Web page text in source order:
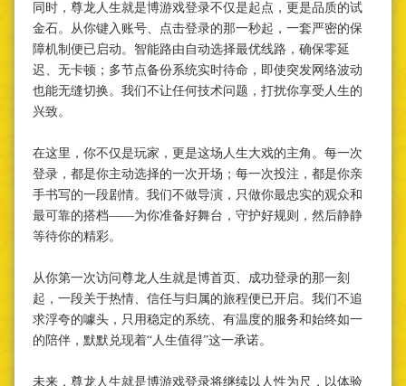
同时，尊龙人生就是博游戏登录不仅是起点，更是品质的试
金石。从你键入账号、点击登录的那一秒起，一套严密的保
障机制便已启动。智能路由自动选择最优线路，确保零延
迟、无卡顿；多节点备份系统实时待命，即使突发网络波动
也能无缝切换。我们不让任何技术问题，打扰你享受人生的
兴致。
在这里，你不仅是玩家，更是这场人生大戏的主角。每一次
登录，都是你主动选择的一次开场；每一次投注，都是你亲
手书写的一段剧情。我们不做导演，只做你最忠实的观众和
最可靠的搭档——为你准备好舞台，守护好规则，然后静静
等待你的精彩。
从你第一次访问尊龙人生就是博首页、成功登录的那一刻
起，一段关于热情、信任与归属的旅程便已开启。我们不追
求浮夸的噱头，只用稳定的系统、有温度的服务和始终如一
的陪伴，默默兑现着“人生值得”这一承诺。
未来，尊龙人生就是博游戏登录将继续以人性为尺，以体验